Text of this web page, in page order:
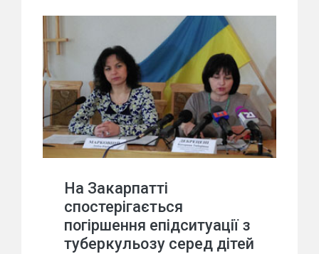
На Закарпатті
спостерігається
погіршення епідситуації з
туберкульозу серед дітей